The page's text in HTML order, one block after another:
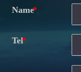
Name
Tel